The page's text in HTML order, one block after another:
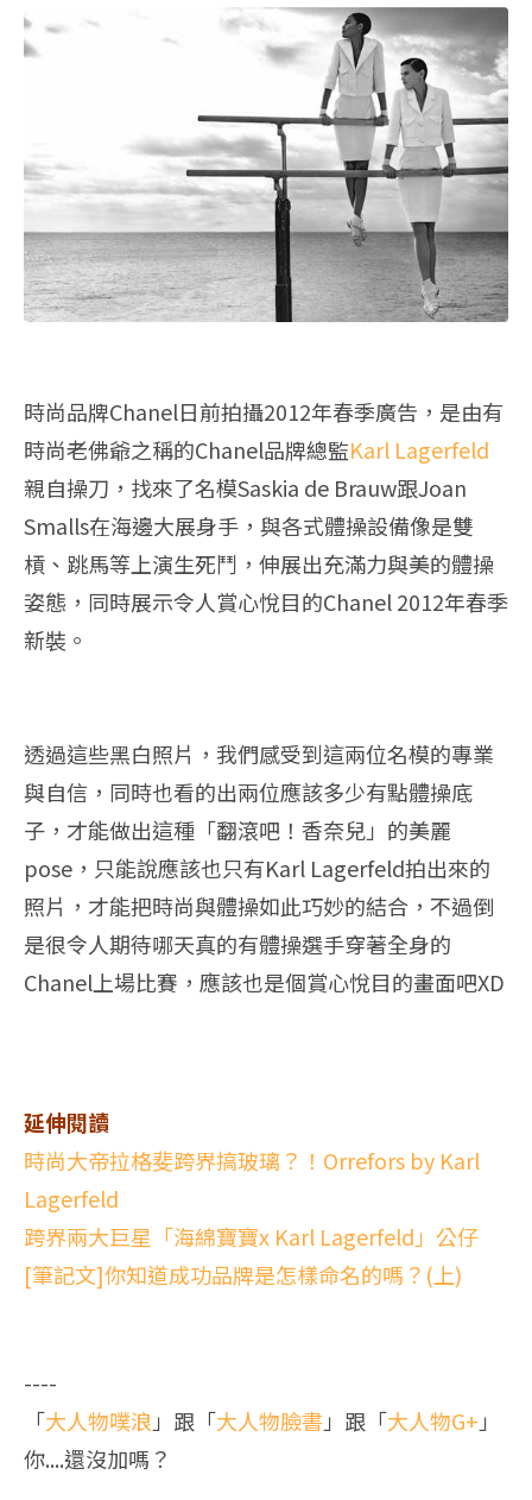
時尚品牌Chanel日前拍攝2012年春季廣告，是由有
時尚老佛爺之稱的Chanel品牌總監Karl Lagerfeld
親自操刀，找來了名模Saskia de Brauw跟Joan
Smalls在海邊大展身手，與各式體操設備像是雙
槓、跳馬等上演生死鬥，伸展出充滿力與美的體操
姿態，同時展示令人賞心悅目的Chanel 2012年春季
新裝。
透過這些黑白照片，我們感受到這兩位名模的專業
與自信，同時也看的出兩位應該多少有點體操底
子，才能做出這種「翻滾吧！香奈兒」的美麗
pose，只能說應該也只有Karl Lagerfeld拍出來的
照片，才能把時尚與體操如此巧妙的結合，不過倒
是很令人期待哪天真的有體操選手穿著全身的
Chanel上場比賽，應該也是個賞心悅目的畫面吧XD
延伸閱讀
時尚大帝拉格斐跨界搞玻璃？！Orrefors by Karl
Lagerfeld
跨界兩大巨星「海綿寶寶x Karl Lagerfeld」公仔
[筆記文]你知道成功品牌是怎樣命名的嗎？(上)
----
「大人物噗浪」跟「大人物臉書」跟「大人物G+」
你....還沒加嗎？